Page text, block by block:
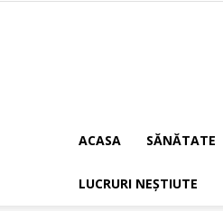
ACASA SĂNĂTATE
LUCRURI NEȘTIUTE